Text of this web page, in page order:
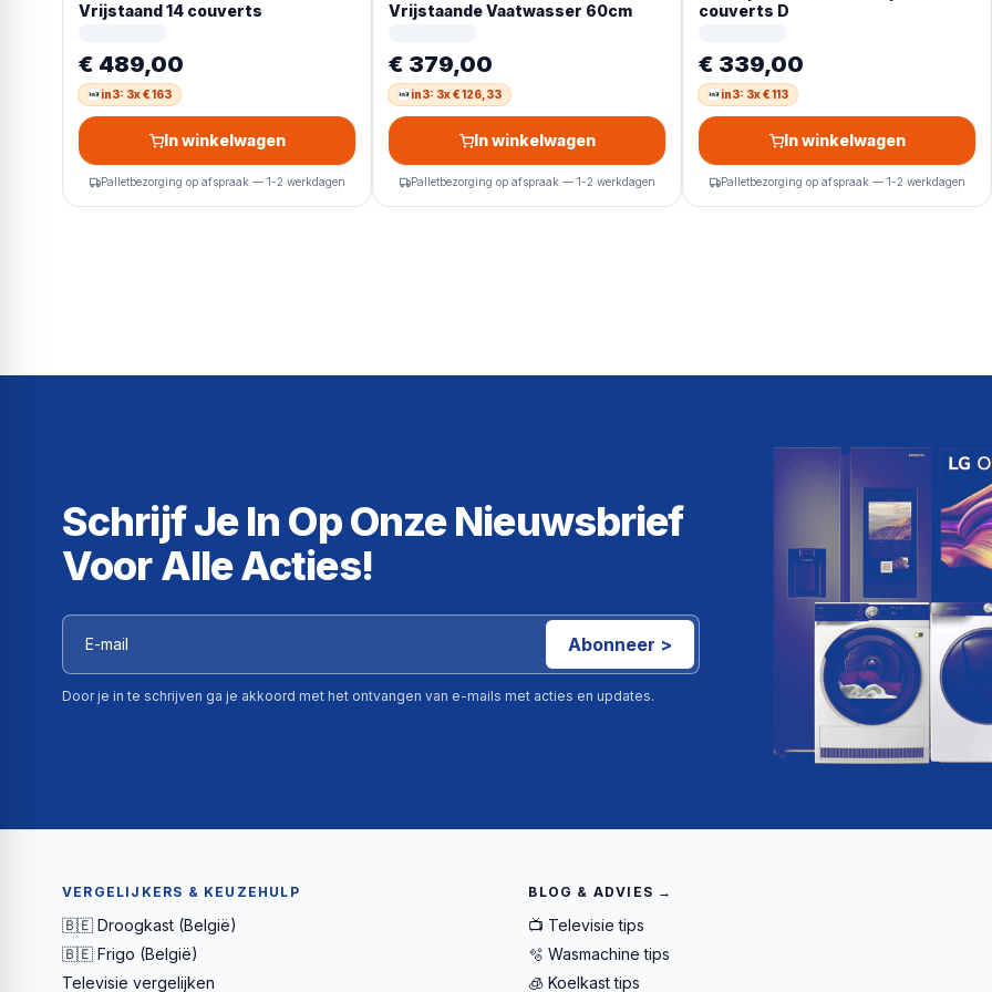
Vrijstaand 14 couverts
€ 489,00
in3: 3x € 163
In winkelwagen
Palletbezorging op afspraak — 1-2 werkdagen
Vrijstaande Vaatwasser 60cm
€ 379,00
in3: 3x € 126,33
In winkelwagen
Palletbezorging op afspraak — 1-2 werkdagen
couverts D
€ 339,00
in3: 3x € 113
In winkelwagen
Palletbezorging op afspraak — 1-2 werkdagen
Schrijf Je In Op Onze Nieuwsbrief
Voor Alle Acties!
Abonneer >
Door je in te schrijven ga je akkoord met het ontvangen van e-mails met acties en updates.
VERGELIJKERS & KEUZEHULP
🇧🇪 Droogkast (België)
🇧🇪 Frigo (België)
Televisie vergelijken
BLOG & ADVIES →
📺 Televisie tips
🫧 Wasmachine tips
🧊 Koelkast tips